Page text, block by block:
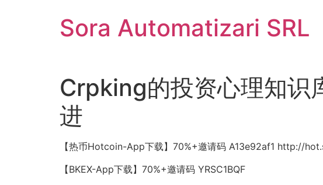
Sora Automatizari SRL
Crpking的投资心理知识
进
【热币Hotcoin-App下载】70%+邀请码 A13e92af1 http://
【BKEX-App下载】70%+邀请码 YRSC1BQF